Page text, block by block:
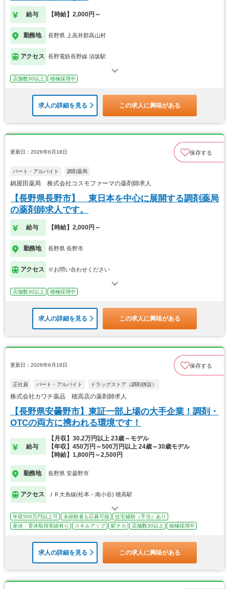
給与 【時給】2,000円～
勤務地 長野県 上高井郡高山村
アクセス 長野電鉄長野線 須坂駅
店舗数30以上 積極採用中
求人の詳細を見る この求人に興味がある
更新日：2026年6月18日 保存する
パート・アルバイト 調剤薬局
鍋屋田薬局 株式会社コスモファーマの薬剤師求人
【長野県長野市】 東日本を中心に展開する調剤薬局
の薬剤師求人です。
給与 【時給】2,000円～
勤務地 長野県 長野市
アクセス ※お問い合わせください
店舗数30以上 積極採用中
求人の詳細を見る この求人に興味がある
更新日：2026年6月18日 保存する
正社員 パート・アルバイト ドラッグストア（調剤併設）
株式会社カワチ薬品 穂高店の薬剤師求人
【長野県安曇野市】東証一部上場の大手企業！調剤・
OTCの両方に携われる環境です！
給与
【月収】30.2万円以上 23歳～モデル
【年収】450万円～500万円以上 24歳～30歳モデル
【時給】1,800円～2,500円
勤務地 長野県 安曇野市
アクセス ＪＲ大糸線(松本－南小谷) 穂高駅
年収500万円以上可 未経験者も応募可能
住宅補助（手当）あり
産休・育休取得実績有り
スキルアップ 駅チカ 店舗数30以上 積極採用中
求人の詳細を見る この求人に興味がある